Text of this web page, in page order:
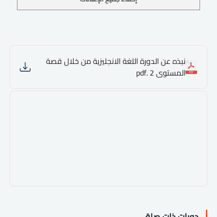
نبذه عن الدورة اللغة الانجليزية من خلال قصة
المستوى 2 .pdf